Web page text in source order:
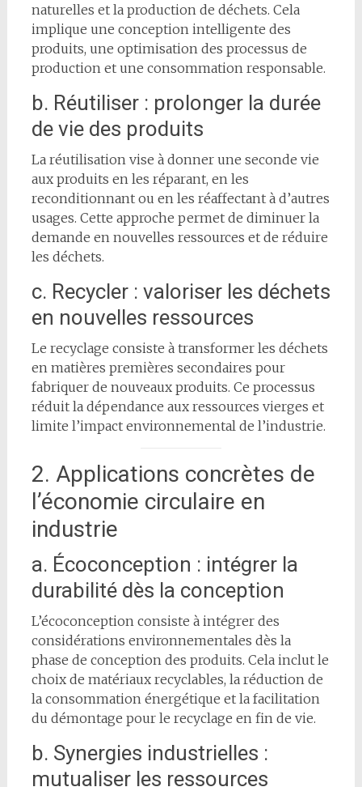
naturelles et la production de déchets. Cela
implique une conception intelligente des
produits, une optimisation des processus de
production et une consommation responsable.
b. Réutiliser : prolonger la durée
de vie des produits
La réutilisation vise à donner une seconde vie
aux produits en les réparant, en les
reconditionnant ou en les réaffectant à d’autres
usages. Cette approche permet de diminuer la
demande en nouvelles ressources et de réduire
les déchets.
c. Recycler : valoriser les déchets
en nouvelles ressources
Le recyclage consiste à transformer les déchets
en matières premières secondaires pour
fabriquer de nouveaux produits. Ce processus
réduit la dépendance aux ressources vierges et
limite l’impact environnemental de l’industrie.
2. Applications concrètes de
l’économie circulaire en
industrie
a. Écoconception : intégrer la
durabilité dès la conception
L’écoconception consiste à intégrer des
considérations environnementales dès la
phase de conception des produits. Cela inclut le
choix de matériaux recyclables, la réduction de
la consommation énergétique et la facilitation
du démontage pour le recyclage en fin de vie.
b. Synergies industrielles :
mutualiser les ressources